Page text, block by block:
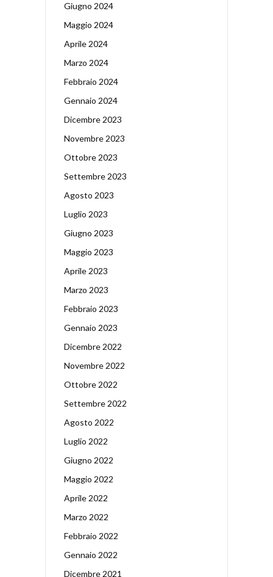
Giugno 2024
Maggio 2024
Aprile 2024
Marzo 2024
Febbraio 2024
Gennaio 2024
Dicembre 2023
Novembre 2023
Ottobre 2023
Settembre 2023
Agosto 2023
Luglio 2023
Giugno 2023
Maggio 2023
Aprile 2023
Marzo 2023
Febbraio 2023
Gennaio 2023
Dicembre 2022
Novembre 2022
Ottobre 2022
Settembre 2022
Agosto 2022
Luglio 2022
Giugno 2022
Maggio 2022
Aprile 2022
Marzo 2022
Febbraio 2022
Gennaio 2022
Dicembre 2021